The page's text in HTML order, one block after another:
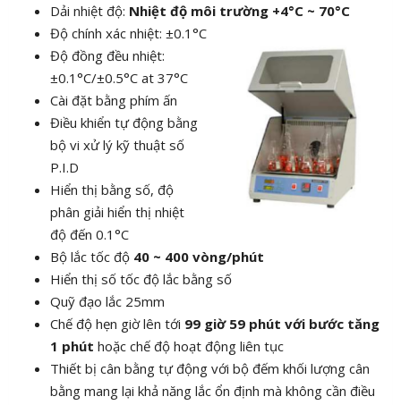
Dải nhiệt độ: Nhiệt độ môi trường +4°C ~ 70°C
Độ chính xác nhiệt: ±0.1°C
Độ đồng đều nhiệt:
±0.1°C/±0.5°C at 37°C
Cài đặt bằng phím ấn
Điều khiển tự động bằng
bộ vi xử lý kỹ thuật số
P.I.D
Hiển thị bằng số, độ
phân giải hiển thị nhiệt
độ đến 0.1°C
Bộ lắc tốc độ 40 ~ 400 vòng/phút
Hiển thị số tốc độ lắc bằng số
Quỹ đạo lắc 25mm
Chế độ hẹn giờ lên tới 99 giờ 59 phút với bước tăng
1 phút hoặc chế độ hoạt động liên tục
Thiết bị cân bằng tự động với bộ đếm khối lượng cân
bằng mang lại khả năng lắc ổn định mà không cần điều